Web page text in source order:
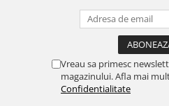
Camera copilului
Hrana bebelusi
Jucarii si Jocuri
Maternitate
Vreau sa primesc
magazinului. Afla mai
Confidentialitate